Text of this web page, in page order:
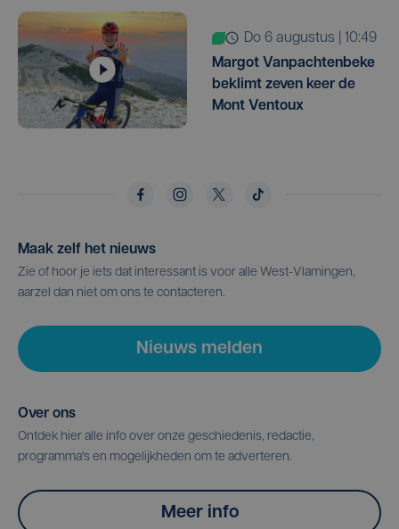
do 6 augustus | 10:49
Margot Vanpachtenbeke
beklimt zeven keer de
Mont Ventoux
Maak zelf het nieuws
Zie of hoor je iets dat interessant is voor alle West-Vlamingen,
aarzel dan niet om ons te contacteren.
Nieuws melden
Over ons
Ontdek hier alle info over onze geschiedenis, redactie,
programma's en mogelijkheden om te adverteren.
Meer info